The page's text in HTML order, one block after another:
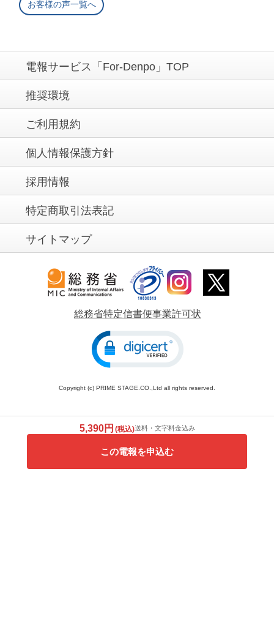
お客様の声一覧へ
電報サービス「For-Denpo」TOP
推奨環境
ご利用規約
個人情報保護方針
採用情報
特定商取引法表記
サイトマップ
総務省特定信書便事業許可状
Copyright (c) PRIME STAGE.CO.,Ltd all rights reserved.
5,390円 (税込)送料・文字料金込み
この電報を申込む